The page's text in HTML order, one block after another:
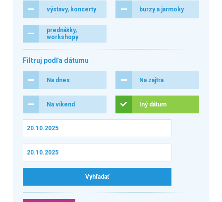
výstavy, koncerty burzy a jarmoky
prednášky,
workshopy
Filtruj podľa dátumu
Na dnes Na zajtra
Na víkend Iný dátum